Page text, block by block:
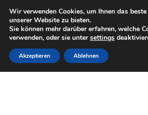
LIEFERUNG ab 6
Mo–Fr 9–16 Uhr · 0175
Zur
Navigation
springen
Zum
Inhalt
springen
Wir verwenden Cookies, um Ihnen das
unserer Website zu bieten.
Sie können mehr darüber erfahren, welche
verwenden, oder sie untersettings
Akzeptieren Ablehnen